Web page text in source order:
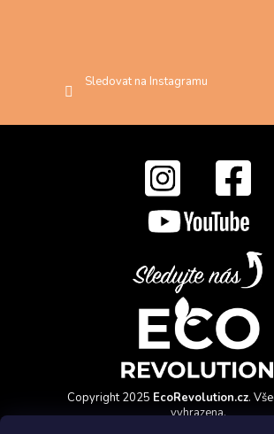
Sledovat na Instagramu
Copyright 2025 EcoRevolution.cz.
vyhrazena.